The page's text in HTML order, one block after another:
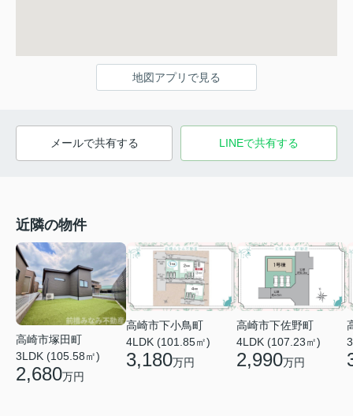
地図アプリで見る
メールで共有する LINEで共有する
近隣の物件
高崎市塚田町
3LDK (105.58㎡)
2,680万円
高崎市下小鳥町
4LDK (101.85㎡)
3,180万円
高崎市下佐野町
4LDK (107.23㎡)
2,990万円